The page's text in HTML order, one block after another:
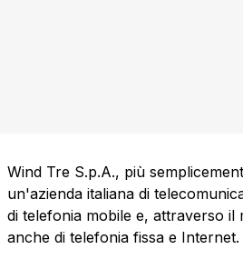
Wind Tre S.p.A., più
un'azienda italiana di
di telefonia mobile e, attraverso il
anche di telefonia fissa e Internet.